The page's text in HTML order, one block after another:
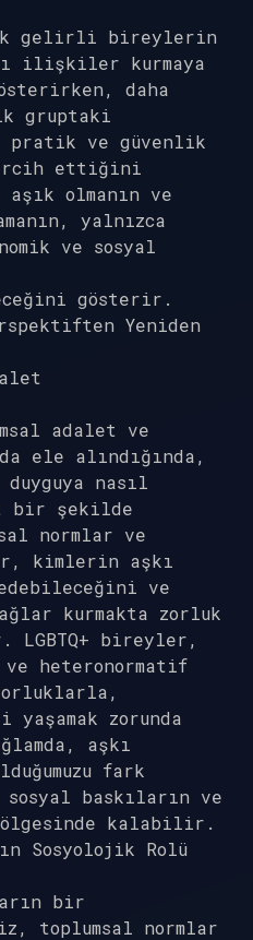
gelirli bireylerin
ilişkiler kurmaya
daha
gruptaki
pratik ve güvenlik
ettiğini
olmanın ve
yalnızca
ve sosyal
gösterir.
Yeniden
adalet ve
ele alındığında,
nasıl
bir şekilde
normlar ve
kimlerin aşkı
ve
kurmakta zorluk
LGBTQ+ bireyler,
ve heteronormatif
zorunda
aşkı
fark
baskıların ve
kalabilir.
Sosyolojik Rolü
bir
toplumsal normlar